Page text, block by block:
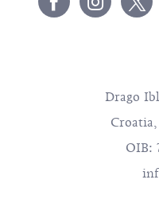
Drago
OIB: